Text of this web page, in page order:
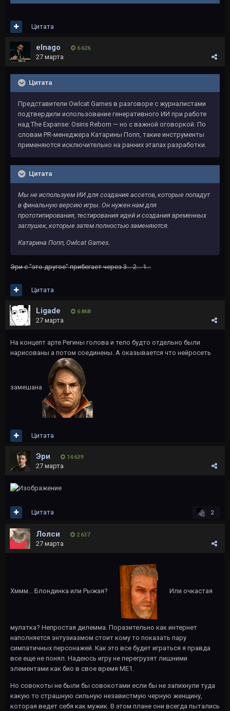
Цитата
elnago 6 626
27 марта
Цитата
Представители Owlcat Games в разговоре с журналистами
подтвердили использование генеративного ИИ при работе
над The Expanse: Osiris Reborn — но с важной оговоркой. По
словам PR-менеджера Катарины Попп, такие инструменты
применяются исключительно на ранних этапах разработки.
Цитата
Мы не используем ИИ для создания ассетов, которые попадут
в финальную версию игры. Он нужен нам для
прототипирования, тестирования идей и создания временных
заглушек, которые затем полностью заменяются.
Катарина Попп, Owlcat Games.
Эри с "это другое" прибегает через 3... 2... 1...
Цитата
Ligade 6 868
27 марта
На концепт арте Регины голова и тело будто отдельно были
нарисованы а потом соединены. А оказывается что нейросеть
замешана
Цитата
Эри 14 639
27 марта
2
Цитата
Лолси 2 637
27 марта
Хммм... Блондинка или Рыжая? Или очкастая
мулатка? Непростая дилемма. Поразительно как интернет
наполняется энтузиазмом стоит кому то показать пару
симпатичных персонажей. Как это все будет играться я правда
все еще не понял. Надеюсь игру не перегрузят лишними
элементами как био в свое время МЕ1.
Но совокоты не были бы совокотами если бы не запихнули туда
какую то страшную сильную независтмую черную женщину,
которая ведет себя как мужик. В этом плане они всегда пытались